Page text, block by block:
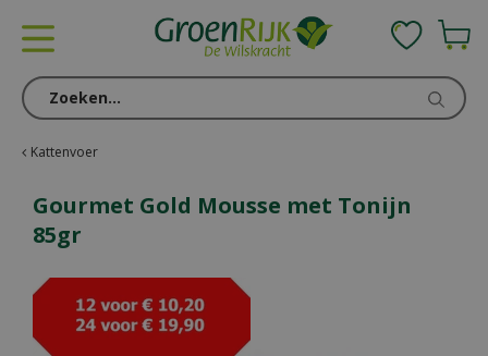
Kattenvoer
Gourmet Gold Mousse met Tonijn
85gr